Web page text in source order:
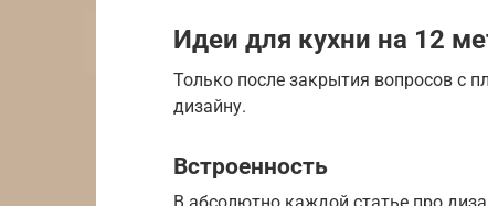
Идеи для кухни на 12
Только после закрытия вопросов с
дизайну.
Встроенность